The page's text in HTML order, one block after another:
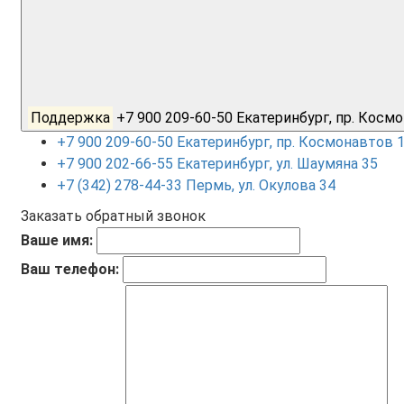
Поддержка +7 900 209-60-50 Екатеринбург, пр.
+7 900 209-60-50 Екатеринбург, пр. Космонавтов
+7 900 202-66-55 Екатеринбург, ул. Шаумяна 35
+7 (342) 278-44-33 Пермь, ул. Окулова 34
Заказать обратный звонок
Ваше имя:
Ваш телефон: